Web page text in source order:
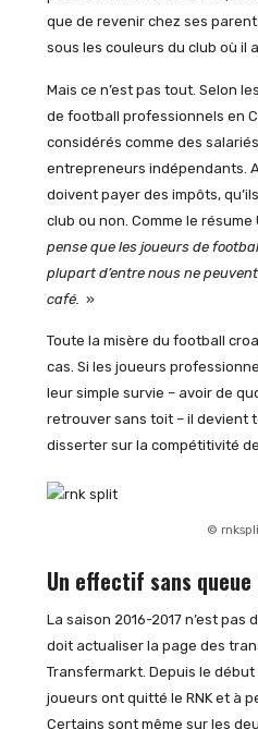
que de revenir chez ses
sous les couleurs du club où il
Mais ce n’est pas tout. Selon
de football professionnels en
considérés comme des
entrepreneurs indépendants.
doivent payer des impôts,
club ou non. Comme le résume
pense que les joueurs de
plupart d’entre nous ne
café. »
Toute la misère du football
cas. Si les joueurs
leur simple survie – avoir de
retrouver sans toit – il devient
disserter sur la compétitivité de
©
Un effectif sans
La saison 2016-2017 n’est
doit actualiser la page des
Transfermarkt. Depuis le
joueurs ont quitté le RNK et à
Certains sont même sur les